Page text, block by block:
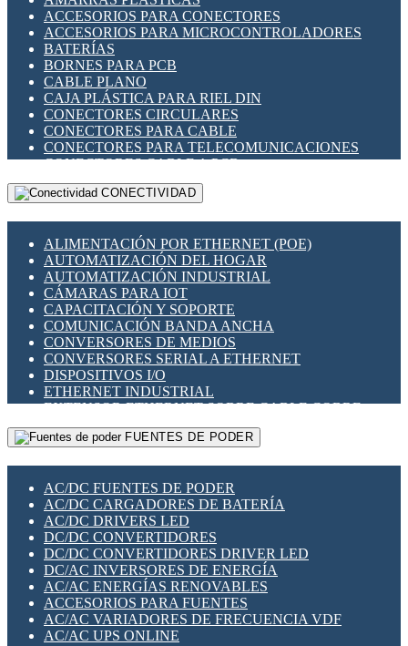
INDICADORES PARA PANEL
INTERFACES DE RELÉ
INTERRUPTORES FIN DE CARRERA
LLAVES CONMUTADORAS
MEDIDORES DE ENERGÍA Y TC'S DE CORRIENTE
MOTORES PASO A PASO
PANTALLAS HMI
PLC -CONTROLADORES LÓGICO PROGRAMABLES
PROGRAMADORES DE HORARIO
RELÉS DE PROTECCIÓN
SENSORES CAPACITIVOS
SENSORES INDUCTIVOS
TEMPORIZADORES
VARIACS
VARIADORES DE FRECUENCIA [VDF]
SECCIONADORES - INTERRUPTORES
MAQUINARIA
ACCESORIOS PARA CONECTORES
ACCESORIOS PARA MICROCONTROLADORES
BATERÍAS
BORNES PARA PCB
CABLE PLANO
CAJA PLÁSTICA PARA RIEL DIN
CONECTORES CIRCULARES
CONECTORES PARA CABLE
CONECTORES PARA TELECOMUNICACIONES
CONECTORES CABLE A PCB
CONECTORES PCB A CABLE
DIP SWITCHES
HERRAMIENTAS VARIAS
ILUMINACIÓN LED
INTERRUPTORES REED
INTERFACES DE RELÉ
OTROS RELÉS
PROTECCIÓN TÉRMICA
RELÉS AUTOMOTRICES
RELÉS DE SEÑAL
RELÉS DE ESTADO SÓLIDO SSR
RELÉS INDUSTRIALES
RELÉS MINIATURA DE POTENCIA
SENSORES MAGNÉTICOS
SWITCH Y MICROSWITCH
TARJETAS PI
UNIÓN Y DERIVACIÓN DE CABLE
CONECTIVIDAD
ALIMENTACIÓN POR ETHERNET (POE)
AUTOMATIZACIÓN DEL HOGAR
AUTOMATIZACIÓN INDUSTRIAL
CÁMARAS PARA IOT
CAPACITACIÓN Y SOPORTE
COMUNICACIÓN BANDA ANCHA
CONVERSORES DE MEDIOS
CONVERSORES SERIAL A ETHERNET
DISPOSITIVOS I/O
ETHERNET INDUSTRIAL
EXTENSOR ETHERNET SOBRE CABLE COBRE
GATEWAY LORAWAN
GESTIÓN DE REDES
PLACAS MODULARES IOT
SWITCHES Y REDES WIFI
SOLUCIONES IOT
SOLUCIONES LORAWAN
SOLUCIONES RED CELULAR
SEGURIDAD PARA REDES
SWITCHES LAN
TELEFONÍA IP (VOIP)
VIGILANCIA IP (CCTV)
MESHTASTIC
FUENTES DE PODER
AC/DC FUENTES DE PODER
AC/DC CARGADORES DE BATERÍA
AC/DC DRIVERS LED
DC/DC CONVERTIDORES
DC/DC CONVERTIDORES DRIVER LED
DC/AC INVERSORES DE ENERGÍA
AC/AC ENERGÍAS RENOVABLES
ACCESORIOS PARA FUENTES
AC/AC VARIADORES DE FRECUENCIA VDF
AC/AC UPS ONLINE